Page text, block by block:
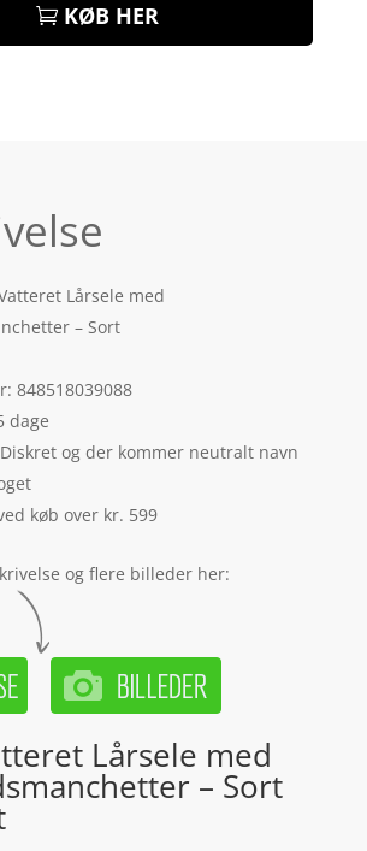
KØB HER
Lårsele med
– Sort
848518039088
dage
og der kommer neutralt navn
køb over kr. 599
og flere billeder her:
Lårsele med
– Sort